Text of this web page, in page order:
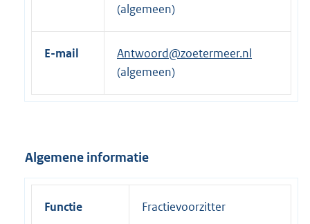
x
t
e
r
e
n
k
(algemeen)
E-mail
Antwoord@zoetermeer.nl
(algemeen)
Algemene informatie
Functie Fractievoorzitter